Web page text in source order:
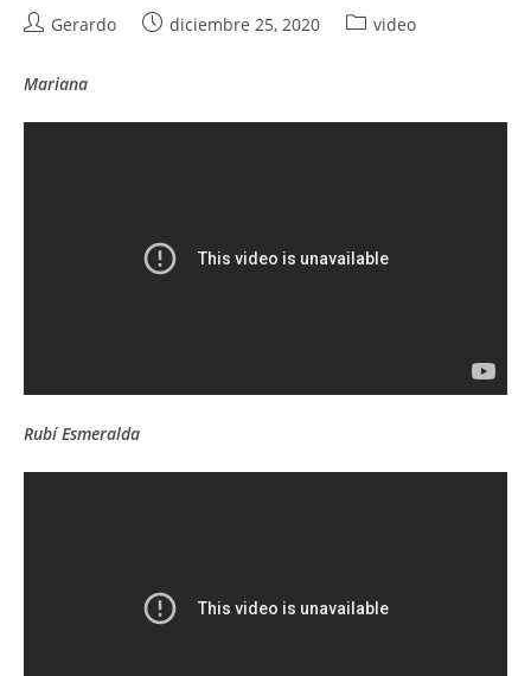
Autor
la
entrada:
Gerardo
Publicación
diciembre 25, 2020
Categoría
video
Mariana
Rubí Esmeralda